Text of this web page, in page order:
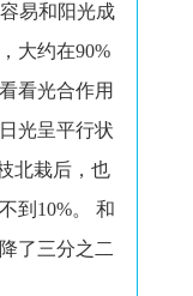
易和阳光成
大约在90%
看光合作用
光呈平行状
北栽后，也
到 10%。
和
了三分之二